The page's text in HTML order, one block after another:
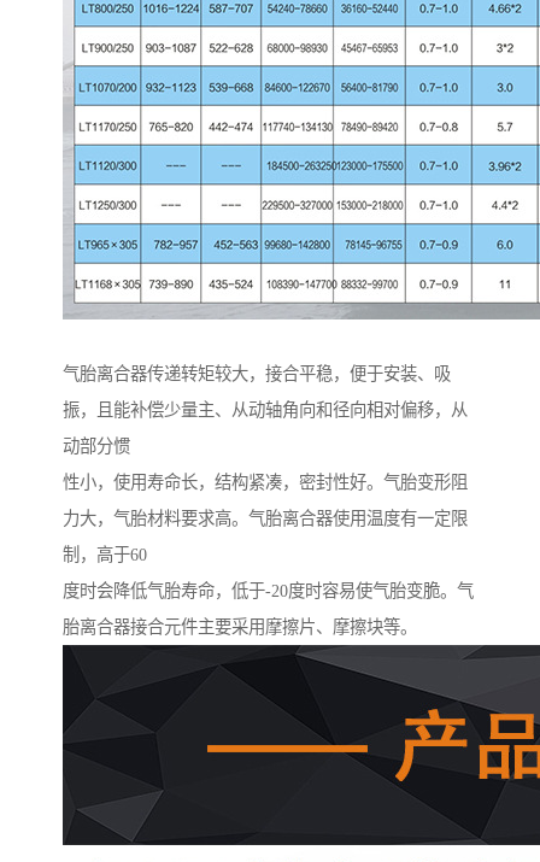
气胎离合器传递转矩较大，接合平稳，便于安装、吸
振，且能补偿少量主、从动轴角向和径向相对偏移，从
动部分惯
性小，使用寿命长，结构紧凑，密封性好。气胎变形阻
力大，气胎材料要求高。气胎离合器使用温度有一定限
制，高于60
度时会降低气胎寿命，低于-20度时容易使气胎变脆。气
胎离合器接合元件主要采用摩擦片、摩擦块等。